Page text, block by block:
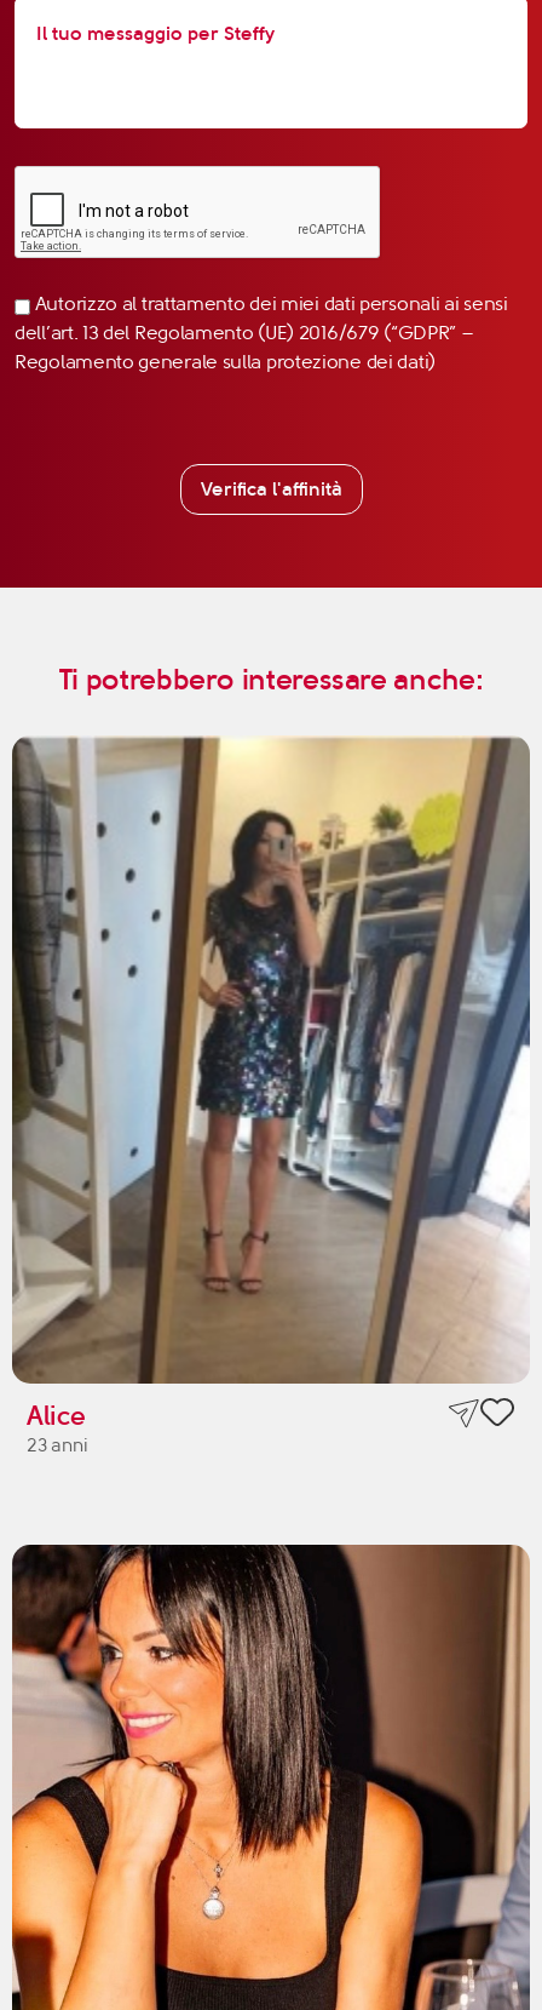
Autorizzo al trattamento dei miei dati personali ai sensi
dell’art. 13 del Regolamento (UE) 2016/679 (“GDPR” –
Regolamento generale sulla protezione dei dati)
Verifica l'affinità
Ti potrebbero interessare anche:
Alice
23 anni